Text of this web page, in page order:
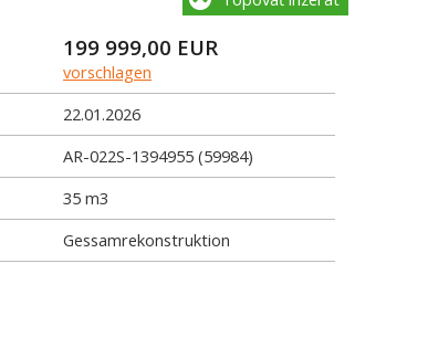
199 999,00 EUR
vorschlagen
22.01.2026
AR-022S-1394955 (59984)
35 m3
Gessamrekonstruktion